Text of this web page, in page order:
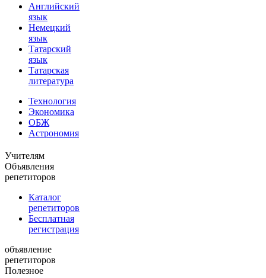
Английский
язык
Немецкий
язык
Татарский
язык
Татарская
литература
Технология
Экономика
ОБЖ
Астрономия
Учителям
Объявления
репетиторов
Каталог
репетиторов
Бесплатная
регистрация
объявление
репетиторов
Полезное